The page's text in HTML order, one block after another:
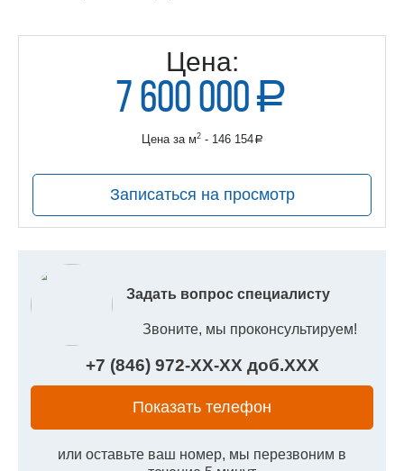
Цена:
7 600 000 a
руб.
Цена за м2- 146 154a
Записаться на просмотр
Задать вопрос специалисту
Звоните, мы проконсультируем!
+7 (846) 972-XX-XX доб.XXX
Показать телефон
или оставьте ваш номер, мы перезвоним в